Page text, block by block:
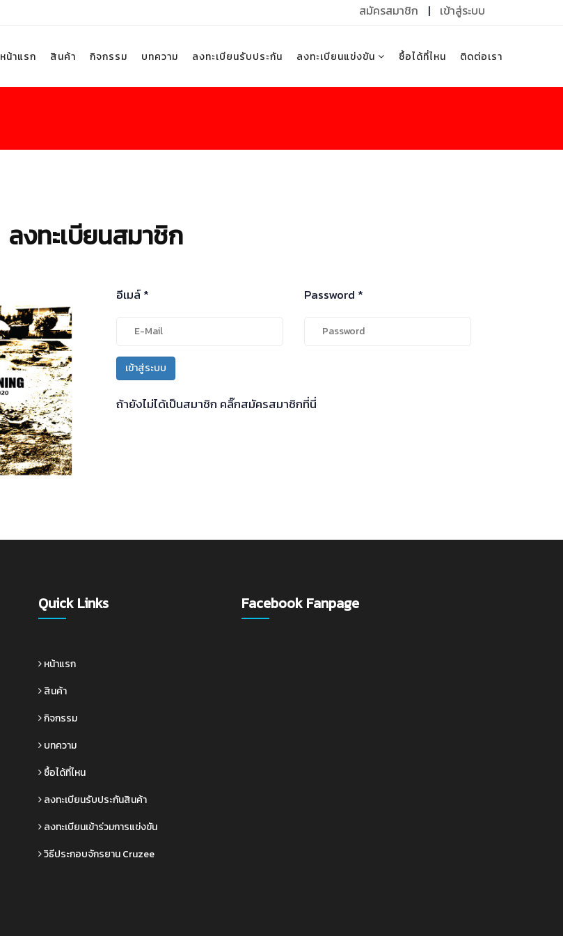
สมัครสมาชิก | เข้าสู่ระบบ
หน้าแรก สินค้า กิจกรรม บทความ ลงทะเบียนรับประกัน ลงทะเบียนแข่งขัน ซื้อได้ที่ไหน ติดต่อเรา
ลงทะเบียนสมาชิก
อีเมล์ * Password *
เข้าสู่ระบบ
ถ้ายังไม่ได้เป็นสมาชิก คลิ๊กสมัครสมาชิกที่นี่
Quick Links
หน้าแรก
สินค้า
กิจกรรม
บทความ
ซื้อได้ที่ไหน
ลงทะเบียนรับประกันสินค้า
ลงทะเบียนเข้าร่วมการแข่งขัน
วิธีประกอบจักรยาน Cruzee
Facebook Fanpage